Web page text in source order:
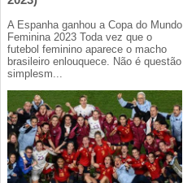
A Espanha ganhou a Copa do Mundo
Feminina 2023 Toda vez que o
futebol feminino aparece o macho
brasileiro enlouquece. Não é questão
simplesm...